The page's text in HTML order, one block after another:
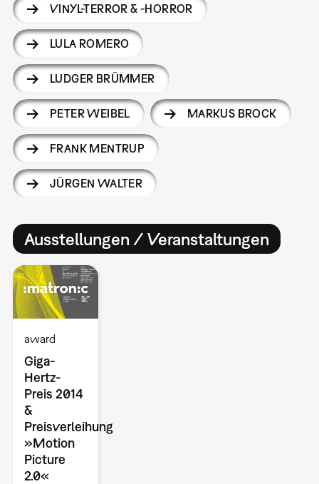
VINYL-TERROR & -HORROR
LULA ROMERO
LUDGER BRÜMMER
PETER WEIBEL MARKUS BROCK
FRANK MENTRUP
JÜRGEN WALTER
Ausstellungen / Veranstaltungen
award
Giga-
Hertz-
Preis 2014
&
Preisverleihung
»Motion
Picture
2.0«